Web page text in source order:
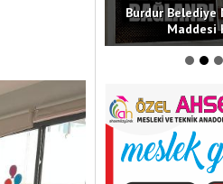
Burdur Belediye
Maddesi